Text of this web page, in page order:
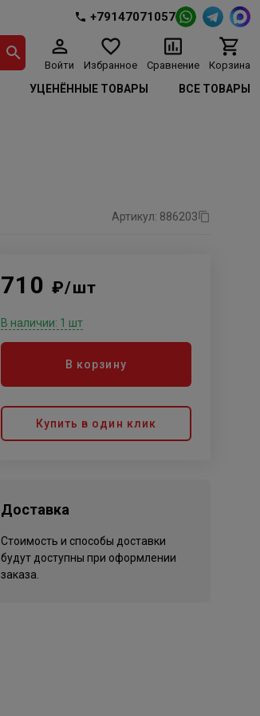
+79147071057
Войти Избранное Сравнение Корзина
УЦЕНЁННЫЕ ТОВАРЫ ВСЕ ТОВАРЫ
Артикул: 886203
710 ₽/шт
В наличии: 1 шт
В корзину
Купить в один клик
Доставка
Стоимость и способы доставки
будут доступны при оформлении
заказа.